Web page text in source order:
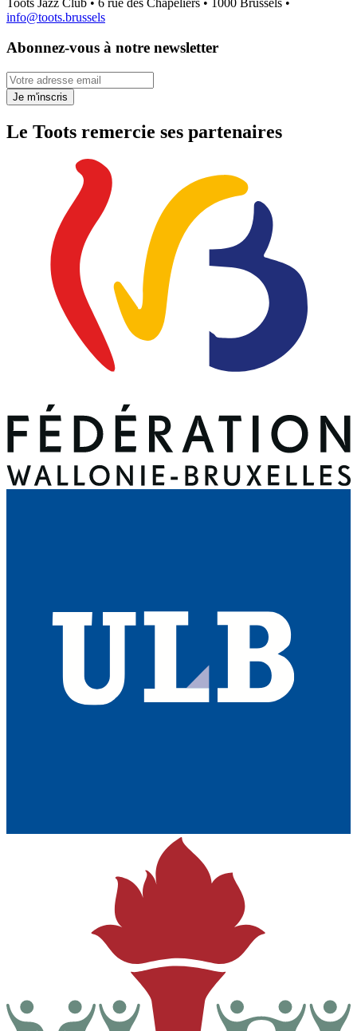
info@toots.brussels
Abonnez-vous à notre newsletter
Votre adresse email
Je m'inscris
Le Toots remercie ses partenaires